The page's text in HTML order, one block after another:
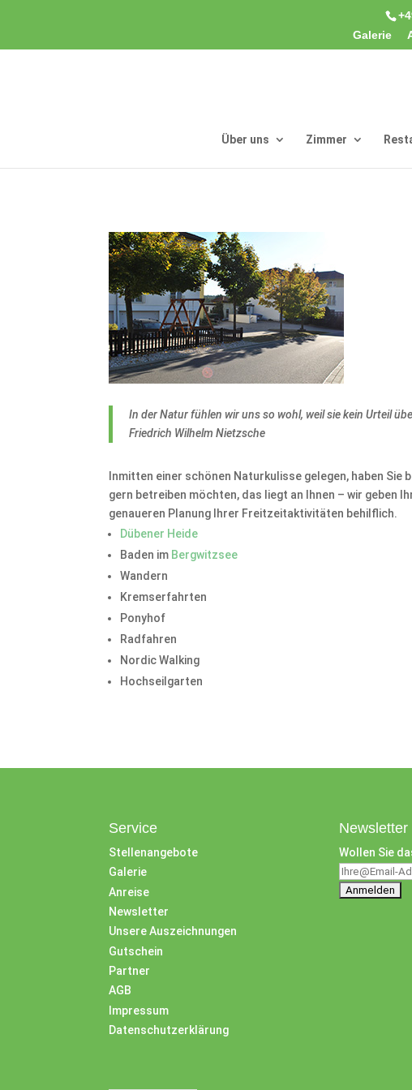
Galerie
Über uns Zimmer
In der Natur fühlen wir uns so wohl, weil sie kein Urteil
Friedrich Wilhelm Nietzsche
Inmitten einer schönen Naturkulisse gelegen, haben
gern betreiben möchten, das liegt an Ihnen – wir geben
genaueren Planung Ihrer Freitzeitaktivitäten behilflich.
Dübener Heide
Baden im Bergwitzsee
Wandern
Kremserfahrten
Ponyhof
Radfahren
Nordic Walking
Hochseilgarten
Service
Stellenangebote
Galerie
Anreise
Newsletter
Unsere Auszeichnungen
Gutschein
Partner
AGB
Impressum
Datenschutzerklärung
Newsletter
Wollen Sie